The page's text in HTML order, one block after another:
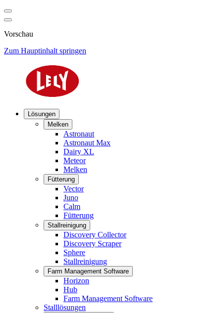
Vorschau
Zum Hauptinhalt springen
Lösungen
Melken
Astronaut
Astronaut Max
Dairy XL
Meteor
Melken
Fütterung
Vector
Juno
Calm
Fütterung
Stallreinigung
Discovery Collector
Discovery Scraper
Sphere
Stallreinigung
Farm Management Software
Horizon
Hub
Farm Management Software
Stalllösungen